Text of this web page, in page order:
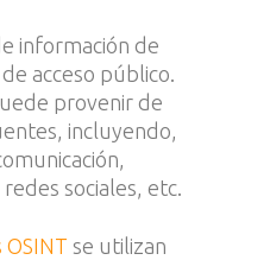
información de
acceso público.
provenir de
incluyendo,
sociales, etc.
se utilizan